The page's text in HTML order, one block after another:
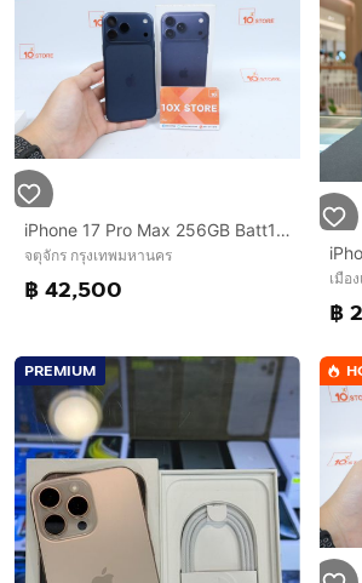
iPhone 17 Pro Max 256GB Batt100 03.2027
จตุจักร กรุงเทพมหานคร
฿ 42,500 เมือ
฿
PREMIUM